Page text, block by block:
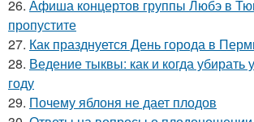
26. Афиша концертов группы Любэ в
пропустите
27. Как празднуется День города в
28. Ведение тыквы: как и когда убирать
году
29. Почему яблоня не дает плодов